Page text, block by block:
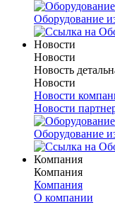
Оборудование
Новости
Новости
Новость
Новости
Новости
Новости
Оборудование
Компания
Компания
Компания
О компании